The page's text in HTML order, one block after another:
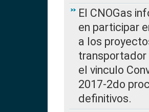
El CNOGas
en participar
a los
transportador
el vinculo
2017-2do
definitivos.